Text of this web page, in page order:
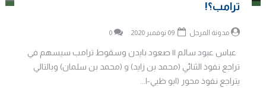
ترامب؟!
مدونة المرجل 0
عباس عبود سالم || صعود بايدن وسقوط ترامب سيسهم في
تراجع نفوذ الثنائي (محمد بن زايد) و (محمد بن سلمان) وبالتالي
يتراجع نفوذ محور (ابو ظبي-ا...